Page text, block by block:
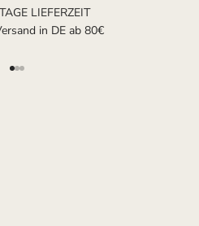
LIEFERZEIT
in DE ab 80€